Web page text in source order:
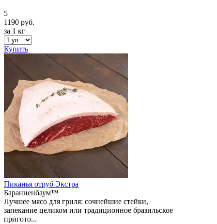
5
1190 руб.
за 1 кг
Купить
Пиканья отруб Экстра
Бараниенбаум™
Лучшее мясо для гриля: сочнейшие стейки,
запекание целиком или традиционное бразильское
пригото...